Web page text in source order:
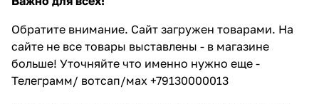
Обратите внимание. Сайт загружен товарами. На
сайте не все товары выставлены - в магазине
больше! Уточняйте что именно нужно еще -
Телеграмм/ вотсап/мах +79130000013